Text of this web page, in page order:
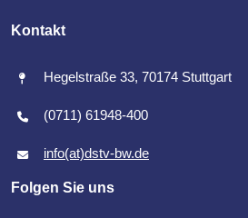
Kontakt
Hegelstraße 33, 70174 Stuttgart
(0711) 61948-400
info(at)dstv-bw.de
Folgen Sie uns